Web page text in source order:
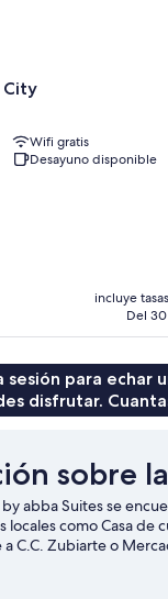
City
Wifi gratis
Desayuno disponible
incluye
Del 30
sesión para echar
disfrutar.
sobre
abba Suites se
locales como Casa de
C.C. Zubiarte o